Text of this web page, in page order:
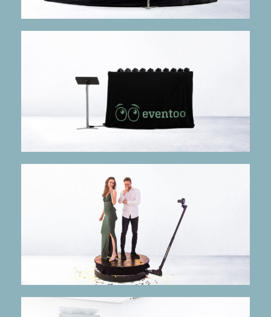
freezzFrame 10
Eingefrorene Bewegung
mehr Infos
360x
Alles dreht sich um dich!
mehr Infos